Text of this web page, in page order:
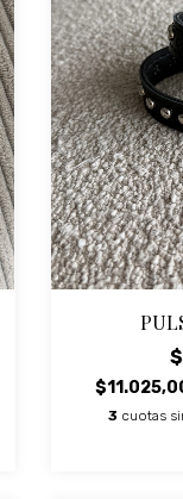
3 cuotas